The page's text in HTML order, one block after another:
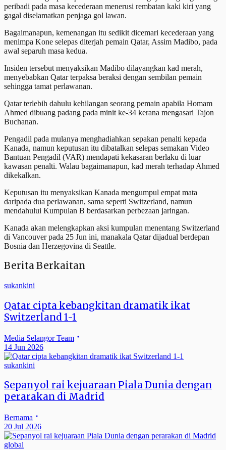
peribadi pada masa kecederaan menerusi rembatan kaki kiri yang
gagal diselamatkan penjaga gol lawan.
Bagaimanapun, kemenangan itu sedikit dicemari kecederaan yang
menimpa Kone selepas diterjah pemain Qatar, Assim Madibo, pada
awal separuh masa kedua.
Insiden tersebut menyaksikan Madibo dilayangkan kad merah,
menyebabkan Qatar terpaksa beraksi dengan sembilan pemain
sehingga tamat perlawanan.
Qatar terlebih dahulu kehilangan seorang pemain apabila Homam
Ahmed dibuang padang pada minit ke-34 kerana mengasari Tajon
Buchanan.
Pengadil pada mulanya menghadiahkan sepakan penalti kepada
Kanada, namun keputusan itu dibatalkan selepas semakan Video
Bantuan Pengadil (VAR) mendapati kekasaran berlaku di luar
kawasan penalti. Walau bagaimanapun, kad merah terhadap Ahmed
dikekalkan.
Keputusan itu menyaksikan Kanada mengumpul empat mata
daripada dua perlawanan, sama seperti Switzerland, namun
mendahului Kumpulan B berdasarkan perbezaan jaringan.
Kanada akan melengkapkan aksi kumpulan menentang Switzerland
di Vancouver pada 25 Jun ini, manakala Qatar dijadual berdepan
Bosnia dan Herzegovina di Seattle.
Berita Berkaitan
sukankini
Qatar cipta kebangkitan dramatik ikat
Switzerland 1-1
Media Selangor Team
14 Jun 2026
sukankini
Sepanyol rai kejuaraan Piala Dunia dengan
perarakan di Madrid
Bernama
20 Jul 2026
global